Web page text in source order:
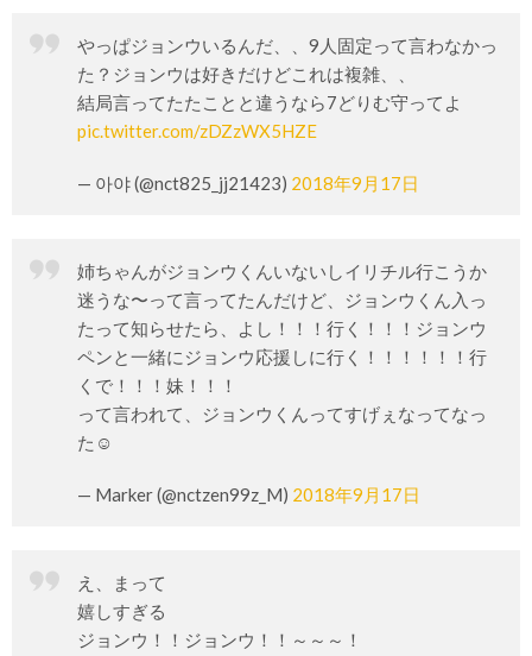
やっぱジョンウいるんだ、、9人固定って言わなかっ
た？ジョンウは好きだけどこれは複雑、、
結局言ってたたことと違うなら7どりむ守ってよ
pic.twitter.com/zDZzWX5HZE
— 아야 (@nct825_jj21423) 2018年9月17日
姉ちゃんがジョンウくんいないしイリチル行こうか
迷うな〜って言ってたんだけど、ジョンウくん入っ
たって知らせたら、よし！！！行く！！！ジョンウ
ペンと一緒にジョンウ応援しに行く！！！！！！行
くで！！！妹！！！
って言われて、ジョンウくんってすげぇなってなっ
た☺️
— Marker (@nctzen99z_M) 2018年9月17日
え、まって
嬉しすぎる
ジョンウ！！ジョンウ！！～～～！